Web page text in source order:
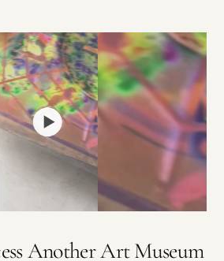
Another Art Museum